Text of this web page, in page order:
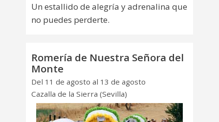
Un estallido de alegría y adrenalina que
no puedes perderte.
Romería de Nuestra Señora del
Monte
Del 11 de agosto al 13 de agosto
Cazalla de la Sierra (Sevilla)